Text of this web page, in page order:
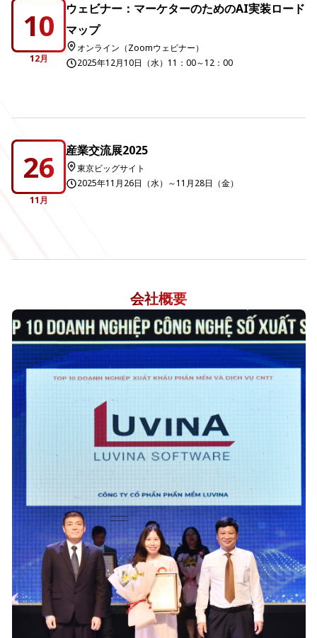
10
12月
ウェビナー：マーケターのためのAI実装ロード
マップ
オンライン（Zoomウェビナー）
2025年12月10日（水）11：00～12：00
26
11月
産業交流展2025
東京ビッグサイト
2025年11月26日（水）～11月28日（金）
会社概要